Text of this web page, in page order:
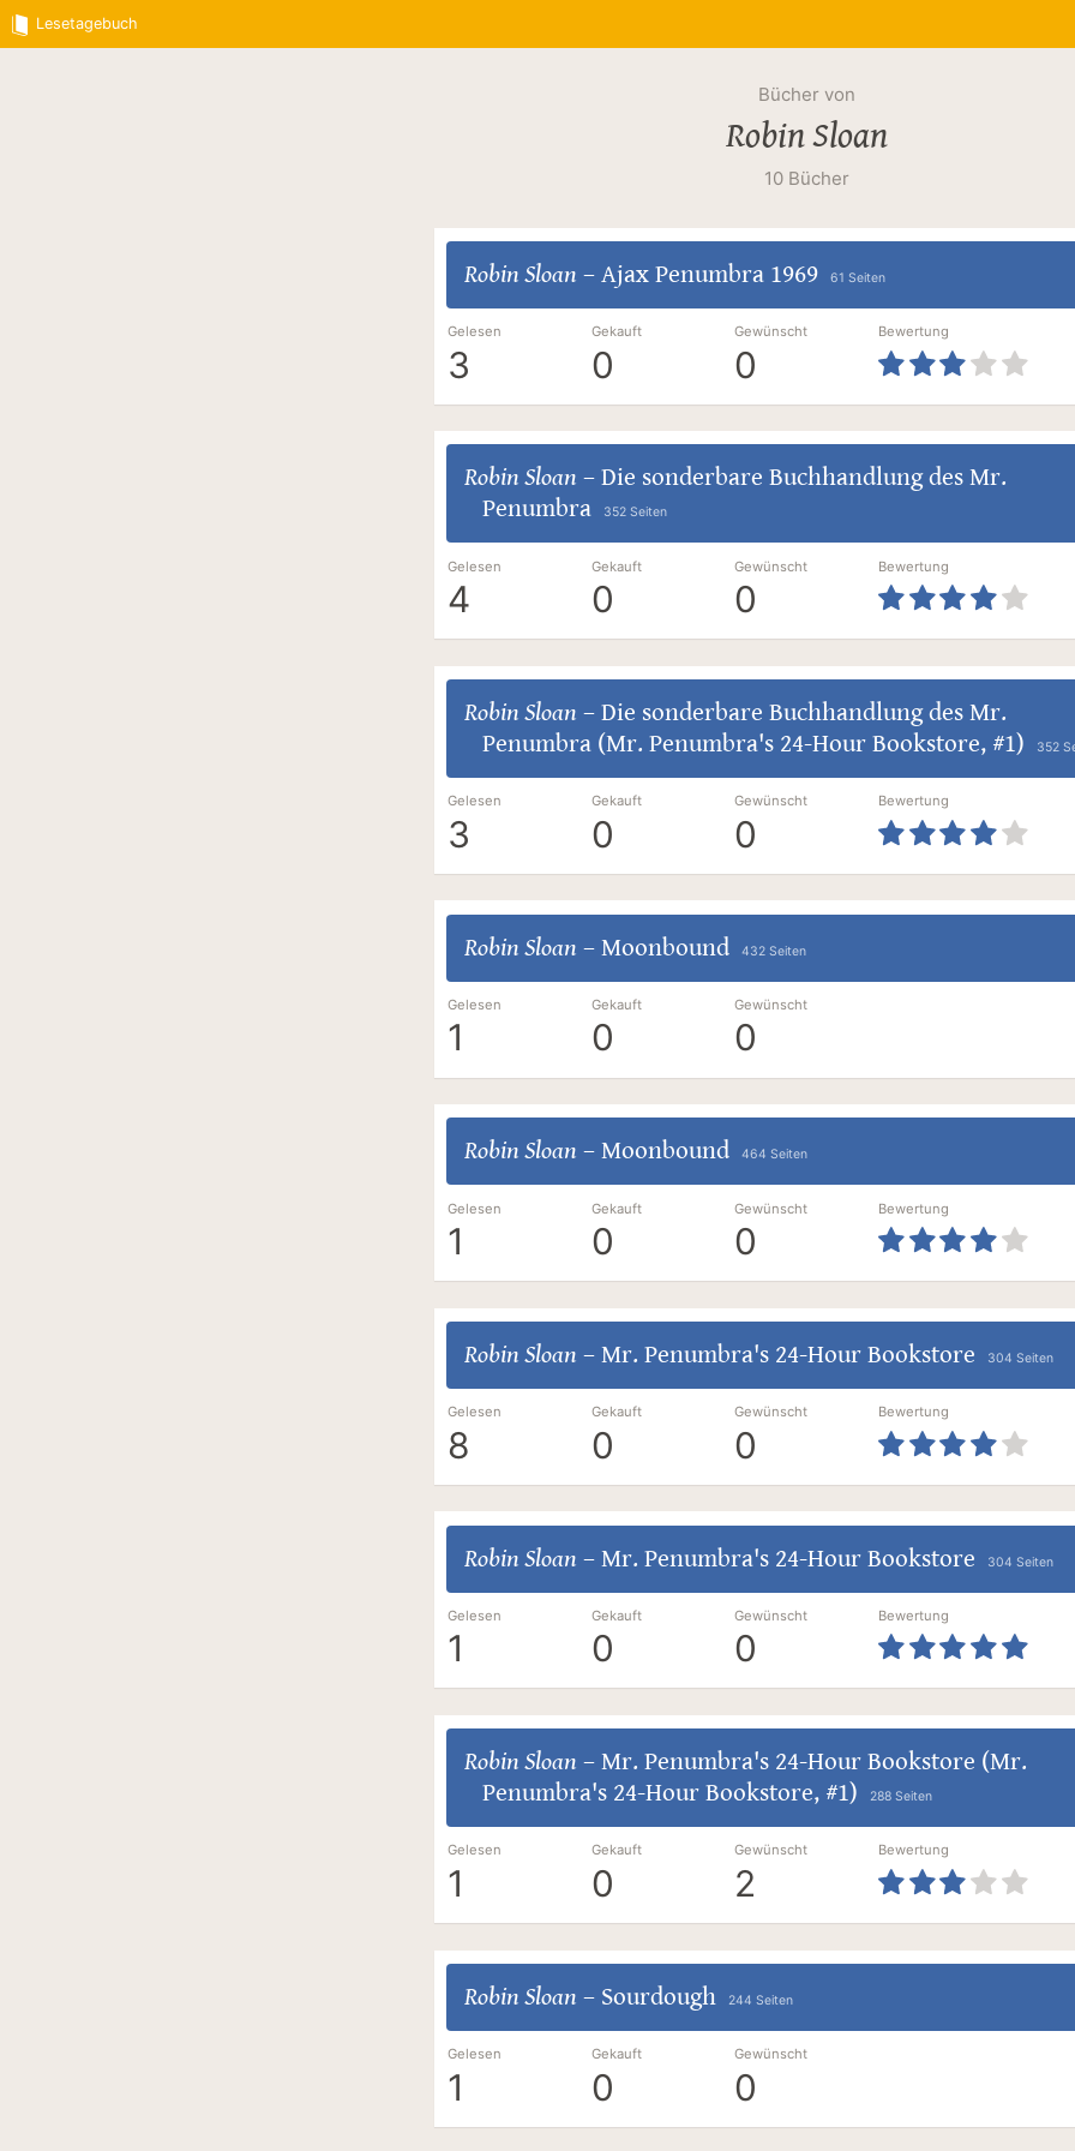
Lesetagebuch
Bücher von
Robin Sloan
10 Bücher
Robin Sloan – Ajax Penumbra 1969 61 Seiten
Gelesen
3
Gekauft
0
Gewünscht
0
Bewertung
Robin Sloan – Die sonderbare Buchhandlung des Mr.
Penumbra
352 Seiten
Gelesen
4
Gekauft
0
Gewünscht
0
Bewertung
Robin Sloan – Die sonderbare Buchhandlung des Mr.
Penumbra (Mr. Penumbra's 24-Hour Bookstore, #1)
352
Gelesen
3
Gekauft
0
Gewünscht
0
Bewertung
Robin Sloan – Moonbound 432 Seiten
Gelesen
1
Gekauft
0
Gewünscht
0
Robin Sloan – Moonbound 464 Seiten
Gelesen
1
Gekauft
0
Gewünscht
0
Bewertung
Robin Sloan – Mr. Penumbra's 24-Hour Bookstore 304 Seiten
Gelesen
8
Gekauft
0
Gewünscht
0
Bewertung
Robin Sloan – Mr. Penumbra's 24-Hour Bookstore 304 Seiten
Gelesen
1
Gekauft
0
Gewünscht
0
Bewertung
Robin Sloan – Mr. Penumbra's 24-Hour Bookstore (Mr.
Penumbra's 24-Hour Bookstore, #1)
288 Seiten
Gelesen
1
Gekauft
0
Gewünscht
2
Bewertung
Robin Sloan – Sourdough 244 Seiten
Gelesen
1
Gekauft
0
Gewünscht
0